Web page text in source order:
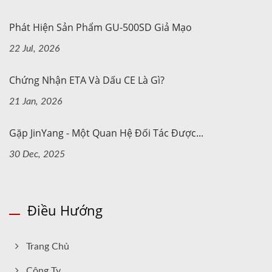
Phát Hiện Sản Phẩm GU-500SD Giả Mạo
22 Jul, 2026
Chứng Nhận ETA Và Dấu CE Là Gì?
21 Jan, 2026
Gặp JinYang - Một Quan Hệ Đối Tác Được...
30 Dec, 2025
Điều Hướng
Trang Chủ